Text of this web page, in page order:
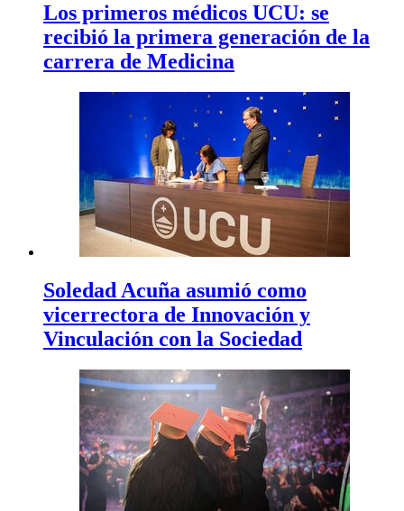
Los primeros médicos UCU: se
recibió la primera generación de la
carrera de Medicina
Soledad Acuña asumió como
vicerrectora de Innovación y
Vinculación con la Sociedad